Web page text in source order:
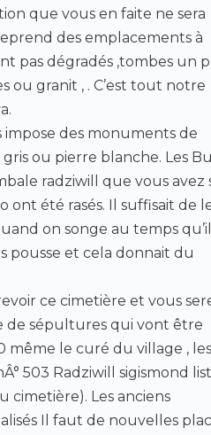
que vous en faite ne sera
des emplacements à
pas dégradés ,tombes un
ou granit , . C’est tout notre
des monuments de
ou pierre blanche. Les
radziwill que vous avez
été rasés. Il suffisait de
on songe au temps qu’il
pousse et cela donnait du
ce cimetière et vous
de sépultures qui vont être
même le curé du village , les
503 Radziwill sigismond
cimetière). Les anciens
Il faut de nouvelles